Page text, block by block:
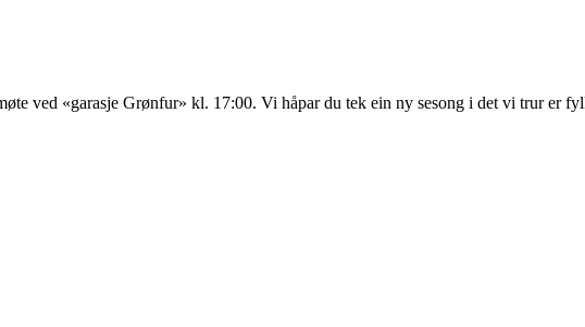
ved «garasje Grønfur» kl. 17:00. Vi håpar du tek ein ny sesong i det vi trur er